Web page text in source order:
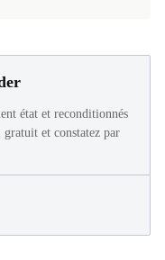
état et reconditionnés
gratuit et constatez par